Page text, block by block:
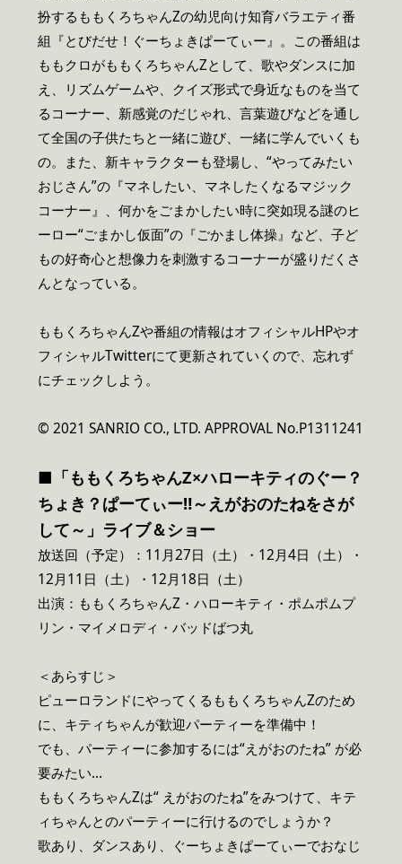
扮するももくろちゃんZの幼児向け知育バラエティ番
組『とびだせ！ぐーちょきぱーてぃー』。この番組は
ももクロがももくろちゃんZとして、歌やダンスに加
え、リズムゲームや、クイズ形式で身近なものを当て
るコーナー、新感覚のだじゃれ、言葉遊びなどを通し
て全国の子供たちと一緒に遊び、一緒に学んでいくも
の。また、新キャラクターも登場し、“やってみたい
おじさん”の『マネしたい、マネしたくなるマジック
コーナー』、何かをごまかしたい時に突如現る謎のヒ
ーロー“ごまかし仮面”の『ごかまし体操』など、子ど
もの好奇心と想像力を刺激するコーナーが盛りだくさ
んとなっている。
ももくろちゃんZや番組の情報はオフィシャルHPやオ
フィシャルTwitterにて更新されていくので、忘れず
にチェックしよう。
© 2021 SANRIO CO., LTD. APPROVAL No.P1311241
■「ももくろちゃんZ×ハローキティのぐー？
ちょき？ぱーてぃー‼～えがおのたねをさが
して～」ライブ＆ショー
放送回（予定）：11月27日（土）・12月4日（土）・
12月11日（土）・12月18日（土）
出演：ももくろちゃんZ・ハローキティ・ポムポムプ
リン・マイメロディ・バッドばつ丸
＜あらすじ＞
ピューロランドにやってくるももくろちゃんZのため
に、キティちゃんが歓迎パーティーを準備中！
でも、パーティーに参加するには“えがおのたね” が必
要みたい…
ももくろちゃんZは“ えがおのたね”をみつけて、キテ
ィちゃんとのパーティーに行けるのでしょうか？
歌あり、ダンスあり、ぐーちょきぱーてぃーでおなじ